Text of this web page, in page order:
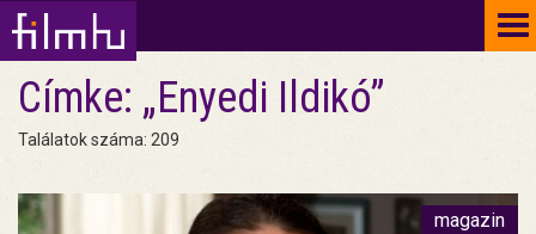
Címke: „Enyedi Ildikó”
Találatok száma: 209
magazin